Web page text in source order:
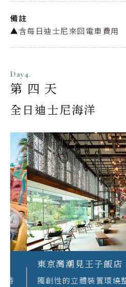
備註
▲含每日迪士尼來回電車費用
Day4.
第四天
全日迪士尼海洋
東京灣潮見王子飯店
獨創性的立體裝置環繞整